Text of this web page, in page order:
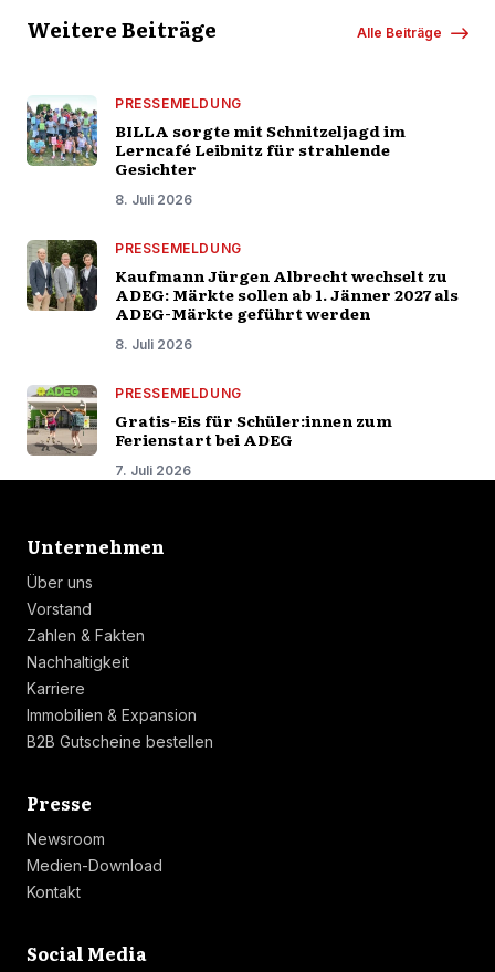
Weitere Beiträge Alle Beiträge
PRESSEMELDUNG
BILLA sorgte mit Schnitzeljagd im
Lerncafé Leibnitz für strahlende
Gesichter
8. Juli 2026
PRESSEMELDUNG
Kaufmann Jürgen Albrecht wechselt zu
ADEG: Märkte sollen ab 1. Jänner 2027 als
ADEG-Märkte geführt werden
8. Juli 2026
PRESSEMELDUNG
Gratis-Eis für Schüler:innen zum
Ferienstart bei ADEG
7. Juli 2026
Unternehmen
Über uns
Vorstand
Zahlen & Fakten
Nachhaltigkeit
Karriere
Immobilien & Expansion
B2B Gutscheine bestellen
Presse
Newsroom
Medien-Download
Kontakt
Social Media